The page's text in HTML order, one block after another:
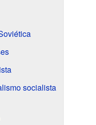
socialista